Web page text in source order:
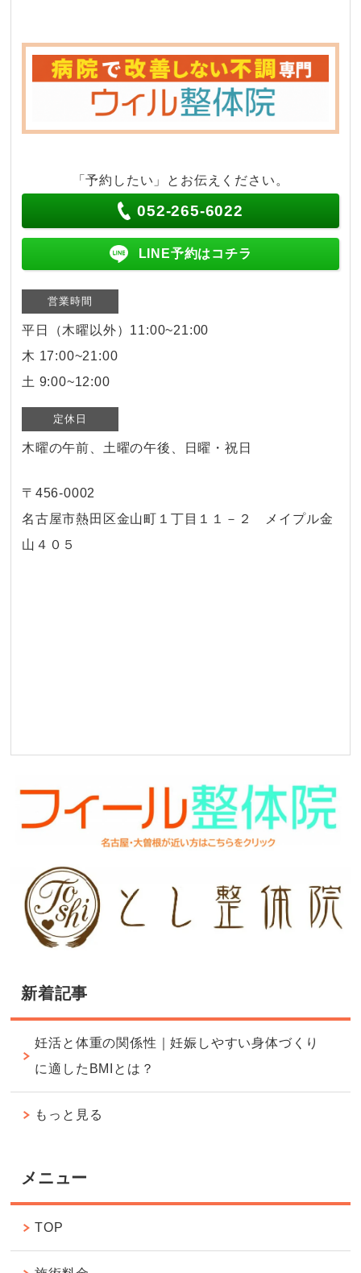
「予約したい」とお伝えください。
052-265-6022
LINE予約はコチラ
営業時間
平日（木曜以外）11:00~21:00
木 17:00~21:00
土 9:00~12:00
定休日
木曜の午前、土曜の午後、日曜・祝日
〒456-0002
名古屋市熱田区金山町１丁目１１－２ メイプル金
山４０５
新着記事
妊活と体重の関係性｜妊娠しやすい身体づくり
に適したBMIとは？
もっと見る
メニュー
TOP